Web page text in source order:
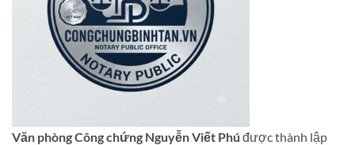
Văn phòng Công chứng Nguyễn Viết Phú được thành lập